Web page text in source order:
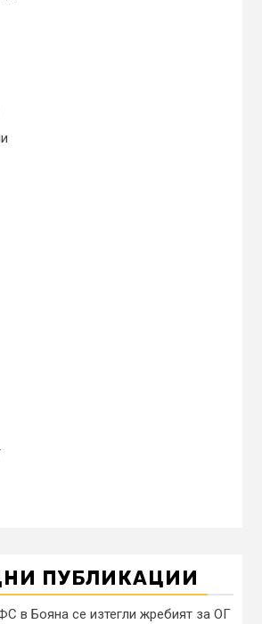
ПУБЛИКАЦИИ
в Бояна се изтегли жребият за ОГ